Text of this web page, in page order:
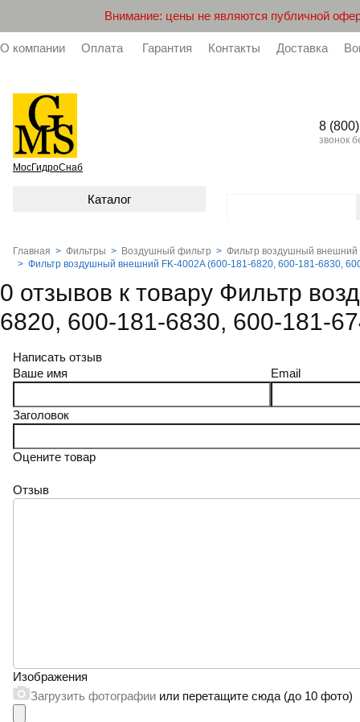
Внимание: цены не являются публичной
О компании Оплата Гарантия Контакты Доставка
МосГидроСнаб
8
звонок
Каталог
Главная > Фильтры > Воздушный фильтр > Фильтр воздушный внешний
> Фильтр воздушный внешний FK-4002A (600-181-6820, 600-181-6830,
0 отзывов к товару Фильтр
6820, 600-181-6830, 600-181-
Написать отзыв
Ваше имя
Email
Заголовок
Оцените товар
Отзыв
Изображения
Загрузить фотографии или перетащите сюда (до 10 фото)